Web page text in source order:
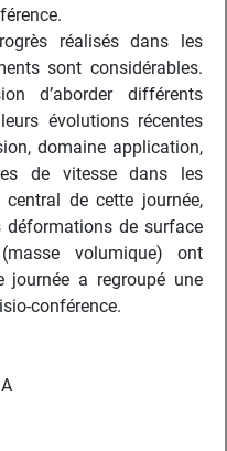
réalisés dans les
sont considérables.
d’aborder différents
évolutions récentes
domaine application,
de vitesse dans les
de cette journée,
déformations de surface
volumique) ont
journée a regroupé une
conférence.